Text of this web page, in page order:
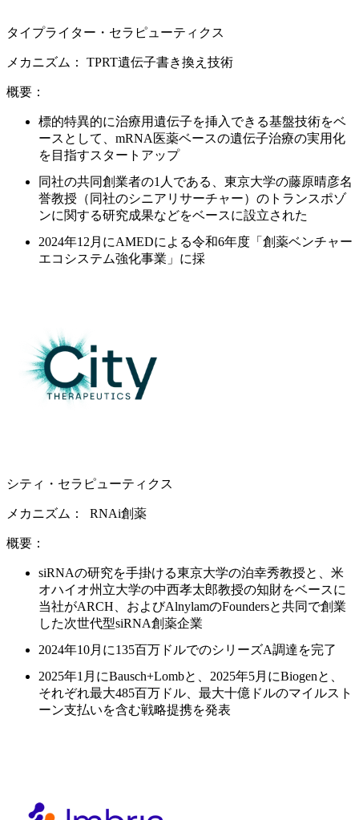
タイプライター・セラピューティクス​
メカニズム：​ TPRT遺伝子書き換え技術 ​
概要：​
標的特異的に治療用遺伝子を挿入できる基盤技術をベ
ースとして、mRNA医薬ベースの遺伝子治療の実用化
を目指すスタートアップ​
同社の共同創業者の1人である、東京大学の藤原晴彦名
誉教授（同社のシニアリサーチャー）のトランスポゾ
ンに関する研究成果などをベースに設立された​
2024年12月にAMEDによる令和6年度「創薬ベンチャー
エコシステム強化事業」に採
シティ・セラピューティクス​
メカニズム： ​ RNAi創薬 ​
概要：​
siRNAの研究を手掛ける東京大学の泊幸秀教授と、米
オハイオ州立大学の中西孝太郎教授の知財をベースに
当社がARCH、およびAlnylamのFoundersと共同で創業
した次世代型siRNA創薬企業​
2024年10月に135百万ドルでのシリーズA調達を完了​
2025年1月にBausch+Lombと、2025年5月にBiogenと、
それぞれ最大485百万ドル、最大十億ドルのマイルスト
ーン支払いを含む戦略提携を発表​